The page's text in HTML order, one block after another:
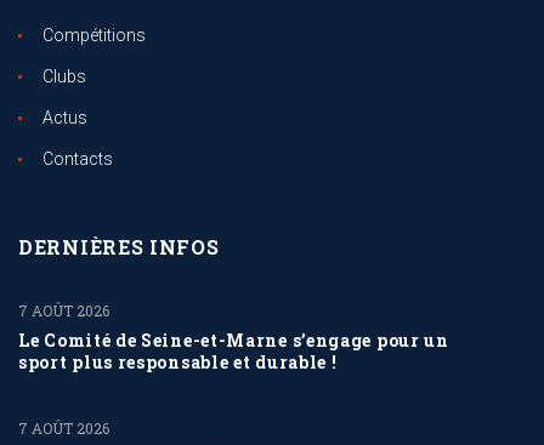
Compétitions
Clubs
Actus
Contacts
DERNIÈRES INFOS
Le Comité de Seine-et-Marne s’engage pour un
sport plus responsable et durable !
7 AOÛT 2026
7 AOÛT 2026